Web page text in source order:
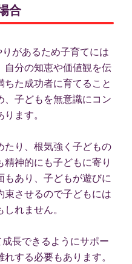
合
があるため子育てには
自分の知恵や価値観を伝
ちた成功者に育てること
、子どもを無意識にコン
ます。
たり、根気強く子どもの
神的にも子どもに寄り
あり、子どもが遊びに
させるので子どもには
れません。
長できるようにサポー
する必要もあります。